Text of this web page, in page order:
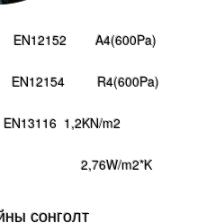
EN12152 A4(600Pa)
EN12154 R4(600Pa)
1,2KN/m2
2,76W/m2*K
сонголт